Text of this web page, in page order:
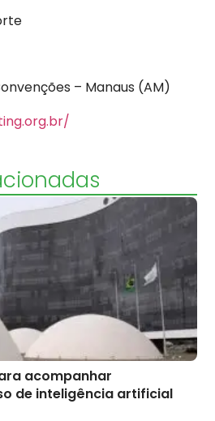
– Manaus (AM)
acompanhar
de inteligência artificial